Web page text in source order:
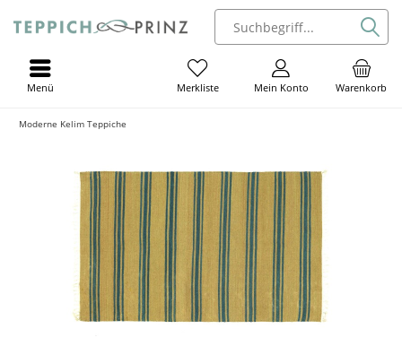
Warenkorb
Mein Konto
Merkliste
Menü
Moderne Kelim Teppiche